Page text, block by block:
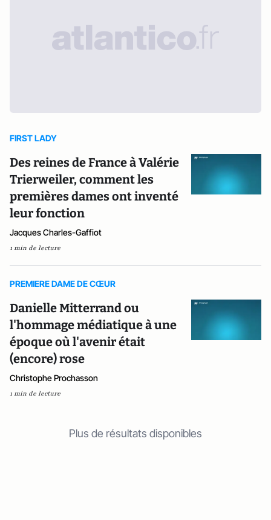
FIRST LADY
Des reines de France à Valérie
Trierweiler, comment les
premières dames ont inventé
leur fonction
Jacques Charles-Gaffiot
1 min de lecture
PREMIERE DAME DE CŒUR
Danielle Mitterrand ou
l'hommage médiatique à une
époque où l'avenir était
(encore) rose
Christophe Prochasson
1 min de lecture
Plus de résultats disponibles